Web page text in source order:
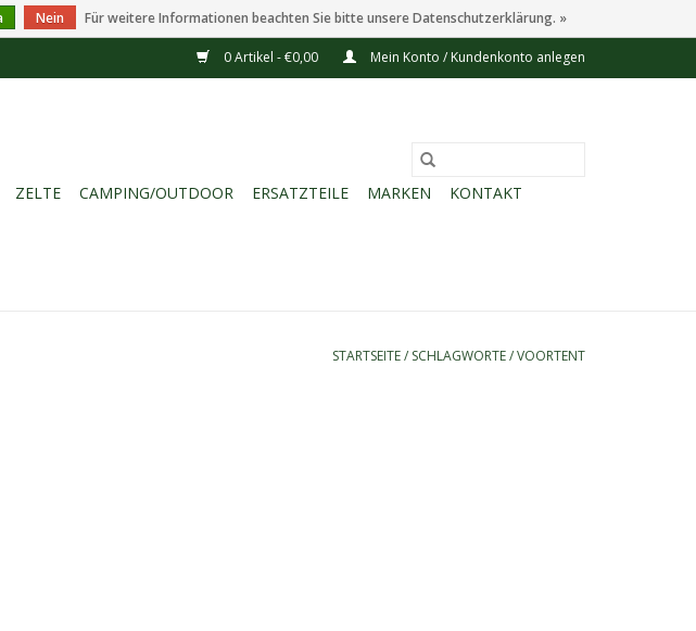
0 Artikel - €0,00 Mein Konto / Kundenkonto anlegen
ZELTE CAMPING/OUTDOOR ERSATZTEILE MARKEN
KONTAKT
STARTSEITE/ SCHLAGWORTE/VOORTENT
Nein Für weitere Informationen beachten Sie bitte unsere Datenschutzerklärung. »